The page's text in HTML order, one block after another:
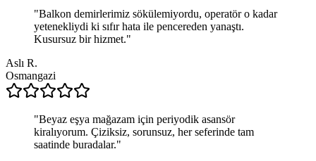
"Balkon demirlerimiz sökülemiyordu, operatör o kadar
yetenekliydi ki sıfır hata ile pencereden yanaştı.
Kusursuz bir hizmet."
Aslı R.
Osmangazi
"Beyaz eşya mağazam için periyodik asansör
kiralıyorum. Çiziksiz, sorunsuz, her seferinde tam
saatinde buradalar."